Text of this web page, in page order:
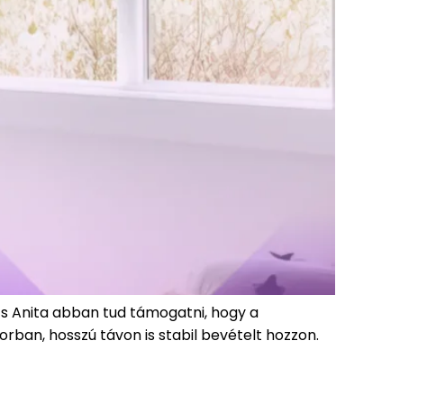
Anita abban tud támogatni, hogy a
hosszú távon is stabil bevételt hozzon.